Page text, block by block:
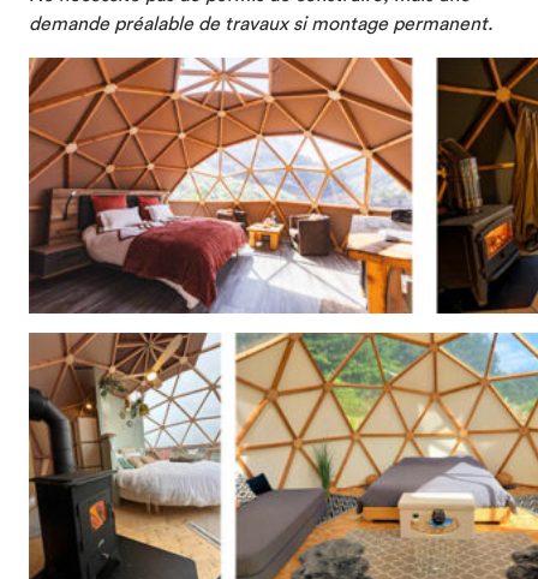
demande préalable de travaux si montage permanent.